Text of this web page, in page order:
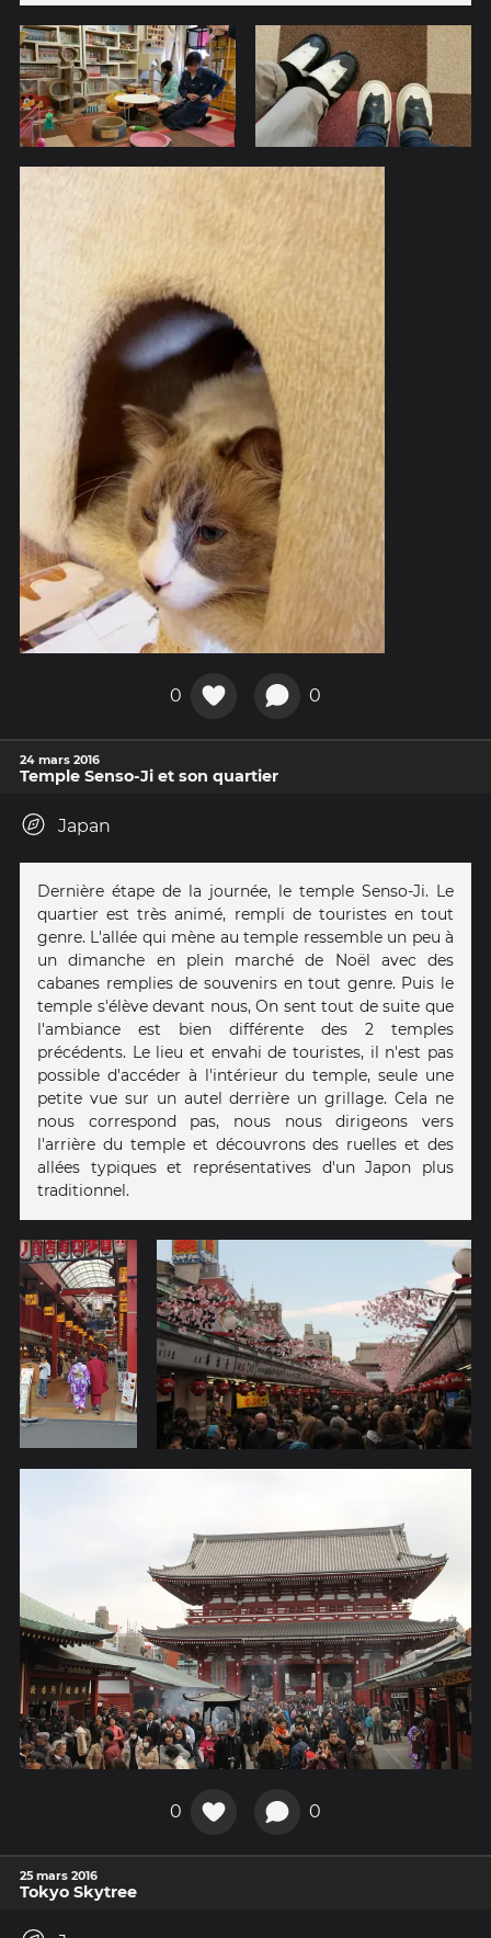
0 0
24 mars 2016
Temple Senso-Ji et son quartier
Japan
Dernière étape de la journée, le temple Senso-Ji. Le
quartier est très animé, rempli de touristes en tout
genre. L'allée qui mène au temple ressemble un peu à
un dimanche en plein marché de Noël avec des
cabanes remplies de souvenirs en tout genre. Puis le
temple s'élève devant nous, On sent tout de suite que
l'ambiance est bien différente des 2 temples
précédents. Le lieu et envahi de touristes, il n'est pas
possible d'accéder à l'intérieur du temple, seule une
petite vue sur un autel derrière un grillage. Cela ne
nous correspond pas, nous nous dirigeons vers
l'arrière du temple et découvrons des ruelles et des
allées typiques et représentatives d'un Japon plus
traditionnel.
0 0
25 mars 2016
Tokyo Skytree